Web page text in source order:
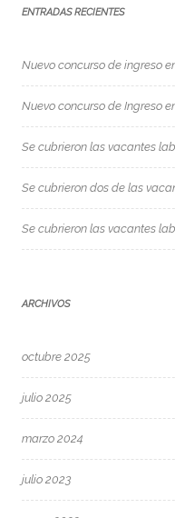
ENTRADAS RECIENTES
Nuevo concurso de ingreso
Nuevo concurso de Ingreso
Se cubrieron las vacantes
Se cubrieron dos de las
Se cubrieron las vacantes
ARCHIVOS
octubre 2025
julio 2025
marzo 2024
julio 2023